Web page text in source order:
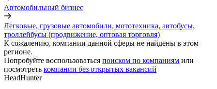
Автомобильный бизнес
Легковые, грузовые автомобили, мототехника, автобусы,
троллейбусы (продвижение, оптовая торговля)
К сожалению, компании данной сферы не найдены в этом
регионе.
Попробуйте воспользоваться поиском по компаниям или
посмотреть компании без открытых вакансий
HeadHunter